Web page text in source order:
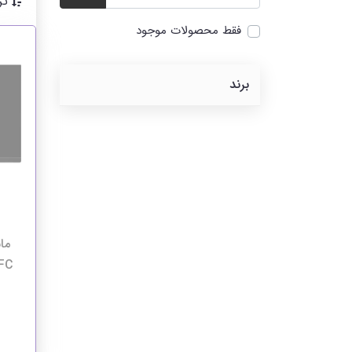
فقط محصولات موجود
برند